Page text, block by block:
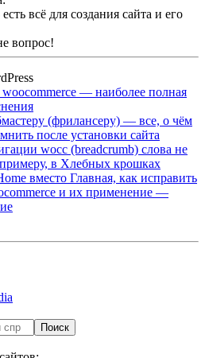
всё для создания сайта и его
вопрос!
— наиболее полная
(фрилансеру) — все, о чём
после установки сайта
wocc (breadcrumb) слова не
в Хлебных крошках
вместо Главная, как исправить
и их применение —